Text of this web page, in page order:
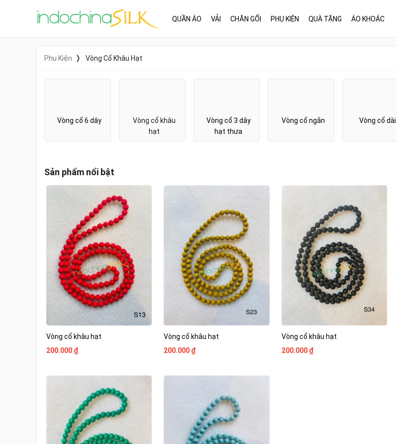
QUẦN ÁO VẢI CHĂN GỐI PHỤ KIỆN QUÀ TẶNG ÁO KHOÁC
Phụ Kiện Vòng Cổ Khâu Hạt
Vòng cổ 6 dây
Vòng cổ khâu
hạt
Vòng cổ 3 dây
hạt thưa
Vòng cổ ngắn Vòng cổ dài
Sản phẩm nổi bật
Vòng cổ khâu hạt
200.000 ₫
Vòng cổ khâu hạt
200.000 ₫
Vòng cổ khâu hạt
200.000 ₫